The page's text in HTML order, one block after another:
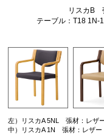
リスカB
テーブル：T18 1N-
左）リスカA 5NL 張材：レザ
中）リスカA 1N 張材：レザー